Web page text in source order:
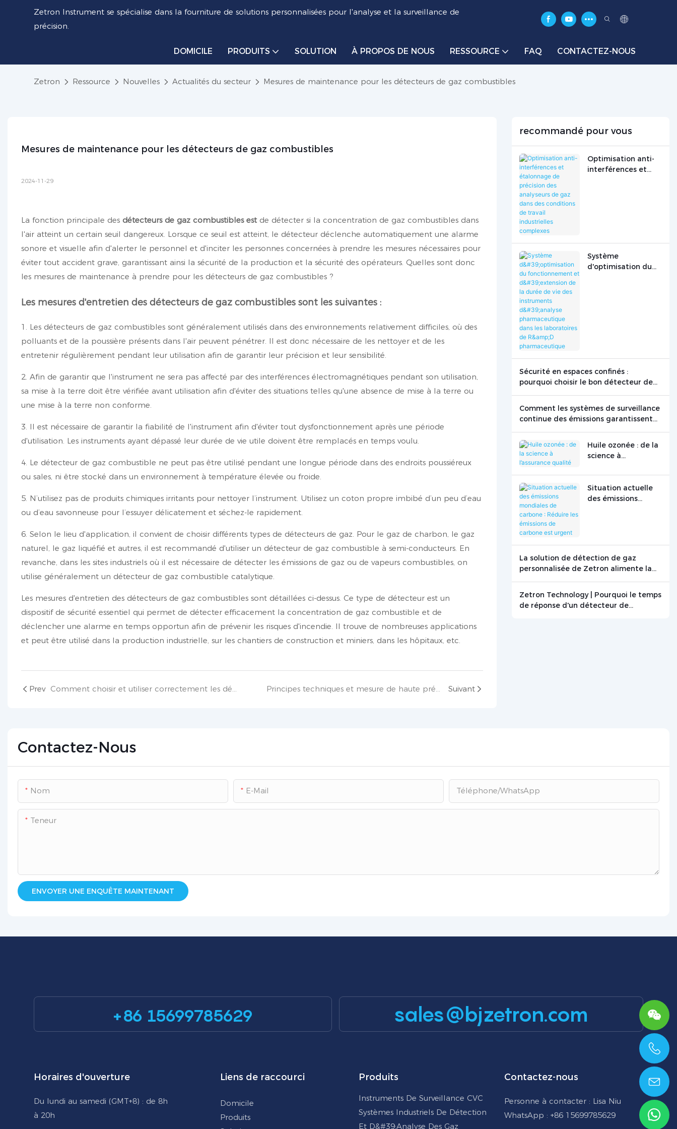
Zetron Instrument se spécialise dans la fourniture de solutions personnalisées pour l'analyse et la surveillance de
précision.
DOMICILE PRODUITS SOLUTION À PROPOS DE NOUS RESSOURCE FAQ CONTACTEZ-NOUS
Zetron Ressource Nouvelles Actualités du secteur Mesures de maintenance pour les détecteurs de gaz combustibles
Mesures de maintenance pour les détecteurs de gaz combustibles
2024-11-29
La fonction principale des détecteurs de gaz combustibles estde détecter si la concentration de gaz combustibles dans
l'air atteint un certain seuil dangereux. Lorsque ce seuil est atteint, le détecteur déclenche automatiquement une alarme
sonore et visuelle afin d'alerter le personnel et d'inciter les personnes concernées à prendre les mesures nécessaires pour
éviter tout accident grave, garantissant ainsi la sécurité de la production et la sécurité des opérateurs. Quelles sont donc
les mesures de maintenance à prendre pour les détecteurs de gaz combustibles ?
Les mesures d'entretien des détecteurs de gaz combustibles sont les suivantes :
1. Les détecteurs de gaz combustibles sont généralement utilisés dans des environnements relativement difficiles, où des
polluants et de la poussière présents dans l'air peuvent pénétrer. Il est donc nécessaire de les nettoyer et de les
entretenir régulièrement pendant leur utilisation afin de garantir leur précision et leur sensibilité.
2. Afin de garantir que l'instrument ne sera pas affecté par des interférences électromagnétiques pendant son utilisation,
sa mise à la terre doit être vérifiée avant utilisation afin d'éviter des situations telles qu'une absence de mise à la terre ou
une mise à la terre non conforme.
3. Il est nécessaire de garantir la fiabilité de l'instrument afin d'éviter tout dysfonctionnement après une période
d'utilisation. Les instruments ayant dépassé leur durée de vie utile doivent être remplacés en temps voulu.
4. Le détecteur de gaz combustible ne peut pas être utilisé pendant une longue période dans des endroits poussiéreux
ou sales, ni être stocké dans un environnement à température élevée ou froide.
5. N’utilisez pas de produits chimiques irritants pour nettoyer l’instrument. Utilisez un coton propre imbibé d’un peu d’eau
ou d’eau savonneuse pour l’essuyer délicatement et séchez-le rapidement.
6. Selon le lieu d'application, il convient de choisir différents types de détecteurs de gaz. Pour le gaz de charbon, le gaz
naturel, le gaz liquéfié et autres, il est recommandé d'utiliser un détecteur de gaz combustible à semi-conducteurs. En
revanche, dans les sites industriels où il est nécessaire de détecter les émissions de gaz ou de vapeurs combustibles, on
utilise généralement un détecteur de gaz combustible catalytique.
Les mesures d'entretien des détecteurs de gaz combustibles sont détaillées ci-dessus. Ce type de détecteur est un
dispositif de sécurité essentiel qui permet de détecter efficacement la concentration de gaz combustible et de
déclencher une alarme en temps opportun afin de prévenir les risques d'incendie. Il trouve de nombreuses applications
et peut être utilisé dans la production industrielle, sur les chantiers de construction et miniers, dans les hôpitaux, etc.
Prev Suivant
recommandé pour vous
Optimisation anti-
interférences et
complexes
Système
d'optimisation du
pharmaceutique
Sécurité en espaces confinés :
pourquoi choisir le bon détecteur de
Comment les systèmes de surveillance
continue des émissions garantissent
Huile ozonée : de la
science à
Situation actuelle
des émissions
La solution de détection de gaz
personnalisée de Zetron alimente la
Zetron Technology | Pourquoi le temps
de réponse d'un détecteur de
Contactez-Nous
Nom E-Mail Téléphone/WhatsApp
Teneur
ENVOYER UNE ENQUÊTE MAINTENANT
+86 15699785629 sales@bjzetron.com
Horaires d'ouverture
Du lundi au samedi (GMT+8) : de 8h
à 20h
Liens de raccourci
Domicile
Produits
Produits
Instruments De Surveillance CVC
Systèmes Industriels De Détection
Et D&#39;analyse Des Gaz
Contactez-nous
Personne à contacter : Lisa Niu
WhatsApp : +86 15699785629